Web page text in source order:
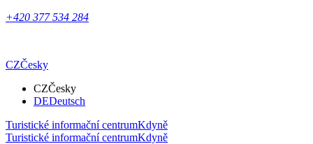
+420 377 534 284
CZČesky
CZČesky
DEDeutsch
Turistické informační centrumKdyně
Turistické informační centrumKdyně